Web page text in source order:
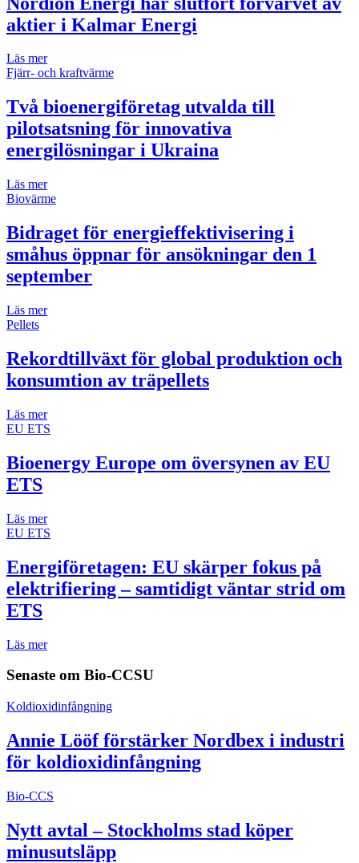
aktier i Kalmar Energi
Läs mer
Fjärr- och kraftvärme
Två bioenergiföretag utvalda till
pilotsatsning för innovativa
energilösningar i Ukraina
Läs mer
Biovärme
Bidraget för energieffektivisering i
småhus öppnar för ansökningar den 1
september
Läs mer
Pellets
Rekordtillväxt för global produktion och
konsumtion av träpellets
Läs mer
EU ETS
Bioenergy Europe om översynen av EU
ETS
Läs mer
EU ETS
Energiföretagen: EU skärper fokus på
elektrifiering – samtidigt väntar strid om
ETS
Läs mer
Senaste om Bio-CCSU
Koldioxidinfångning
Annie Lööf förstärker Nordbex i industri
för koldioxidinfångning
Bio-CCS
Nytt avtal – Stockholms stad köper
minusutsläpp